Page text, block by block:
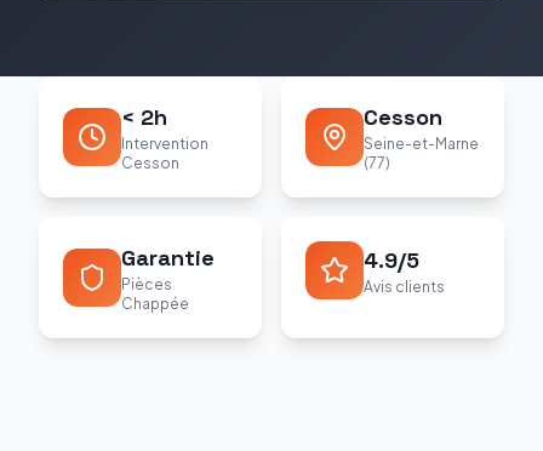
< 2h
Intervention
Cesson
Cesson
Seine-et-Marne
(77)
Garantie
Pièces
Chappée
4.9/5
Avis clients